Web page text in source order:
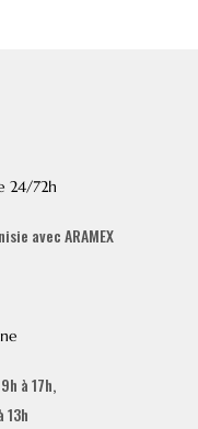
24/72h
avec ARAMEX
à 17h,
13h